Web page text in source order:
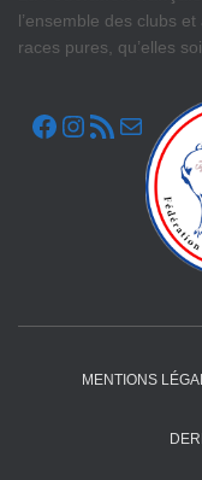
l’ensemble des clubs
races pures, qu’elles
FACEBOOK INSTAGRAM FLUX RSS
MENTIONS